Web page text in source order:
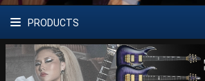
PRODUCTS